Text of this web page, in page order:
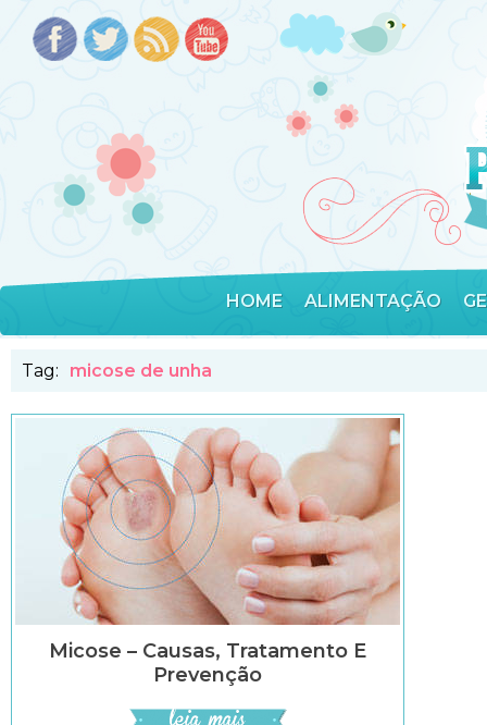
HOME ALIMENTAÇÃO
Tag: micose de unha
Micose – Causas, Tratamento E
Prevenção